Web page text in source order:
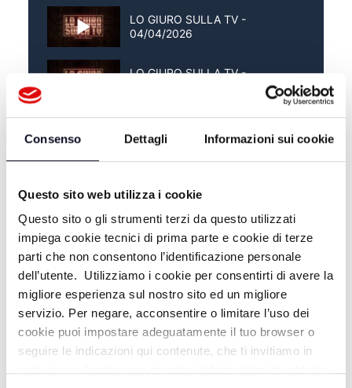
Consenso Dettagli Informazioni sui cookie
Questo sito web utilizza i cookie
Questo sito o gli strumenti terzi da questo utilizzati
impiega cookie tecnici di prima parte e cookie di terze
parti che non consentono l’identificazione personale
dell’utente. Utilizziamo i cookie per consentirti di avere la
migliore esperienza sul nostro sito ed un migliore
servizio. Per negare, acconsentire o limitare l’uso dei
cookie puoi impostare adeguatamente il tuo browser o
seguire le indicazioni qui contenute, che ti invitiamo in
LO GIURO SULLA TV -
04/04/2026
LO GIURO SULLA TV -
21/03/2026